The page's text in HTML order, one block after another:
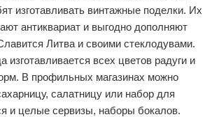
изготавливать винтажные поделки. Их
антиквариат и выгодно дополняют
Литва и своими стеклодувами.
изготавливается всех цветов радуги и
В профильных магазинах можно
салатницу или набор для
и целые сервизы, наборы бокалов.